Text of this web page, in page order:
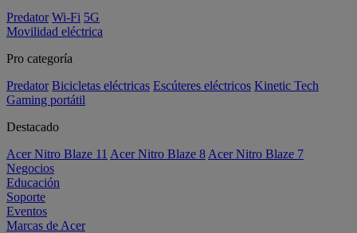
Predator Wi-Fi 5G
Movilidad eléctrica
Pro categoría
Predator Bicicletas eléctricas Escúteres eléctricos Kinetic Tech
Gaming portátil
Destacado
Acer Nitro Blaze 11 Acer Nitro Blaze 8 Acer Nitro Blaze 7
Negocios
Educación
Soporte
Eventos
Marcas de Acer